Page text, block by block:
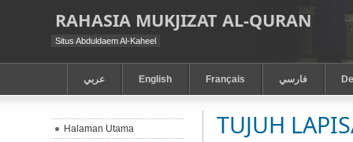
RAHASIA MUKJIZAT AL-QURAN
Situs Abduldaem Al-Kaheel
عربي English Français فارسي
TUJUH
Halaman Utama